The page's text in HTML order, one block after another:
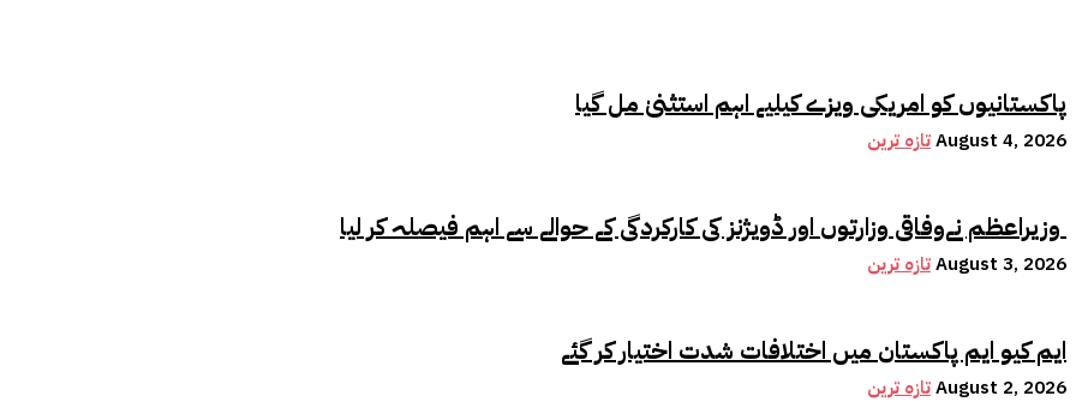
پاکستانیوں کو امریکی ویزے کیلیے اہم استثنیٰ مل گیا
تازہ ترینAugust 4, 2026
وزیراعظم نےوفاقی وزارتوں اور ڈویژنز کی کارکردگی کے حوالے سے اہم فیصلہ کر لیا
تازہ ترینAugust 3, 2026
ایم کیو ایم پاکستان میں اختلافات شدت اختیار کر گئے
تازہ ترینAugust 2, 2026